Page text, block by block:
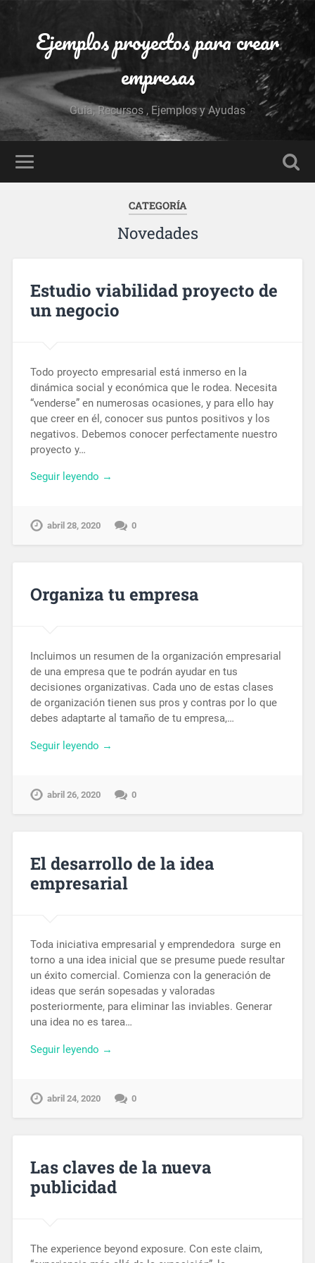
Ejemplos proyectos para crear
empresas
Guía, Recursos , Ejemplos y Ayudas
CATEGORÍA
Novedades
Estudio viabilidad proyecto de
un negocio
Todo proyecto empresarial está inmerso en la
dinámica social y económica que le rodea. Necesita
“venderse” en numerosas ocasiones, y para ello hay
que creer en él, conocer sus puntos positivos y los
negativos. Debemos conocer perfectamente nuestro
proyecto y…
Seguir leyendo →
abril 28, 2020 0
Organiza tu empresa
Incluimos un resumen de la organización empresarial
de una empresa que te podrán ayudar en tus
decisiones organizativas. Cada uno de estas clases
de organización tienen sus pros y contras por lo que
debes adaptarte al tamaño de tu empresa,…
Seguir leyendo →
abril 26, 2020 0
El desarrollo de la idea
empresarial
Toda iniciativa empresarial y emprendedora surge en
torno a una idea inicial que se presume puede resultar
un éxito comercial. Comienza con la generación de
ideas que serán sopesadas y valoradas
posteriormente, para eliminar las inviables. Generar
una idea no es tarea…
Seguir leyendo →
abril 24, 2020 0
Las claves de la nueva
publicidad
The experience beyond exposure. Con este claim,